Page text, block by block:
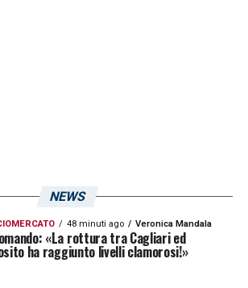
NEWS
48 minuti ago Veronica Mandala
«La rottura tra Cagliari ed
ha raggiunto livelli clamorosi!»